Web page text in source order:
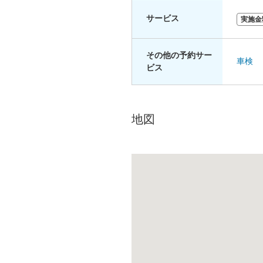
サービス 実施
その他の予約サー
ビス
車検
地図